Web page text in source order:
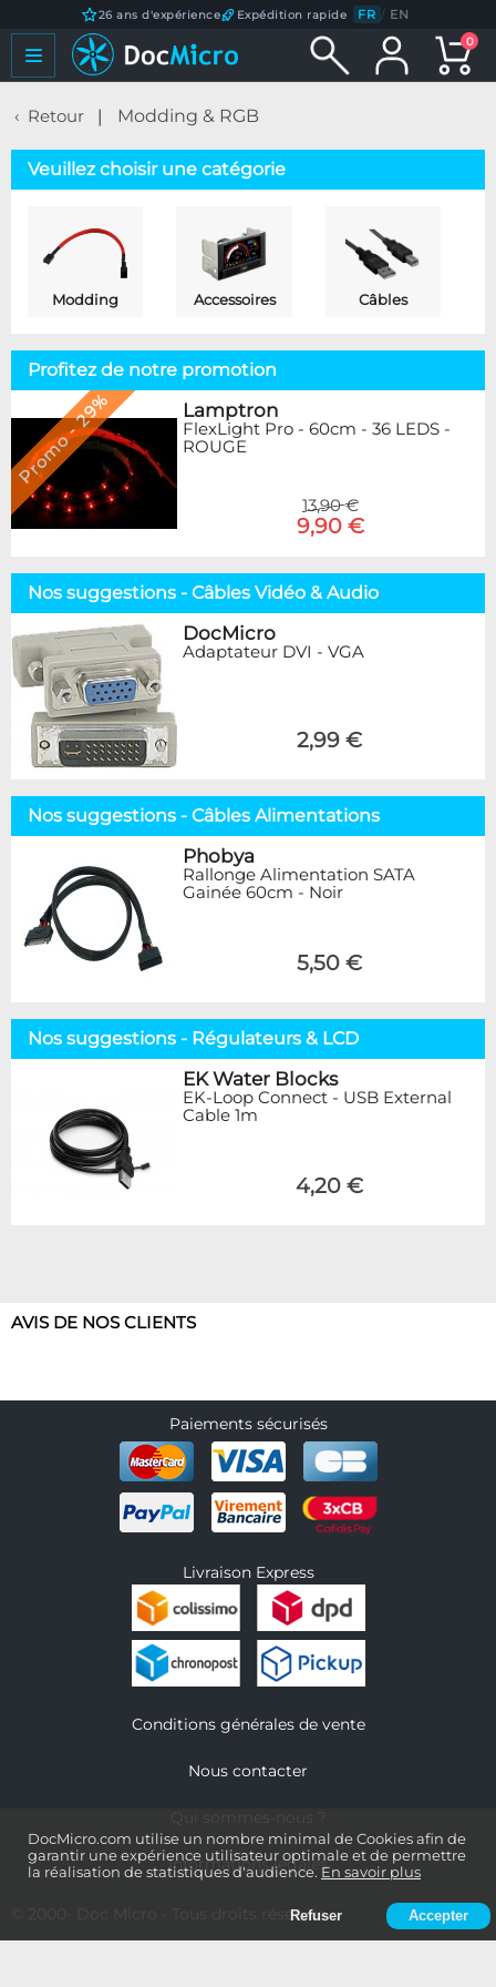
DocMicro.com utilise un nombre minimal de Cookies afin de
garantir une expérience utilisateur optimale et de permettre
la réalisation de statistiques d'audience. En savoir plus
Refuser Accepter
26 ans d'expérience Expédition rapide FR / EN
0
Retour Modding & RGB
Veuillez choisir une catégorie
Modding Accessoires Câbles
Profitez de notre promotion
Promo - 29% Lamptron
FlexLight Pro - 60cm - 36 LEDS -
ROUGE
13,90 €
9,90 €
Nos suggestions - Câbles Vidéo & Audio
DocMicro
Adaptateur DVI - VGA
2,99 €
Nos suggestions - Câbles Alimentations
Phobya
Rallonge Alimentation SATA
Gainée 60cm - Noir
5,50 €
Nos suggestions - Régulateurs & LCD
EK Water Blocks
EK-Loop Connect - USB External
Cable 1m
4,20 €
AVIS DE NOS CLIENTS
Paiements sécurisés
Livraison Express
Conditions générales de vente
Nous contacter
Informations légales
- Tous droits réservés